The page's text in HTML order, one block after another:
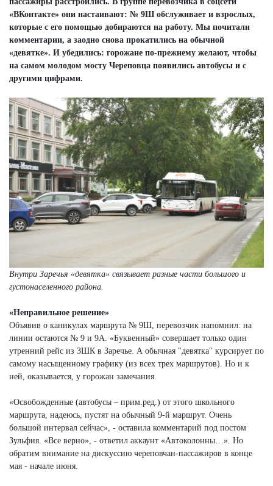
«ВКонтакте» они настаивают: № 9Ш обслуживает и взрослых,
которые с его помощью добираются на работу. Мы почитали
комментарии, а заодно снова прокатились на обычной
«девятке». И убедились: горожане по-прежнему желают, чтобы
на самом молодом мосту Череповца появились автобусы и с
другими цифрами.
Внутри Заречья «девятка» связывает разные части большого и
густонаселенного района.
«Неправильное решение»
Объявив о каникулах маршрута № 9Ш, перевозчик напомнил: на
линии остаются № 9 и 9А. «Буквенный» совершает только один
утренний рейс из ЗШК в Заречье. А обычная "девятка" курсирует по
самому насыщенному графику (из всех трех маршрутов). Но и к
ней, оказывается, у горожан замечания.
«Освобожденные (автобусы – прим.ред.) от этого школьного
маршрута, надеюсь, пустят на обычный 9-й маршрут. Очень
большой интервал сейчас», - оставила комментарий под постом
Зульфия. «Все верно», - ответил аккаунт «Автоколонны…». Но
обратим внимание на дискуссию череповчан-пассажиров в конце
мая - начале июня.